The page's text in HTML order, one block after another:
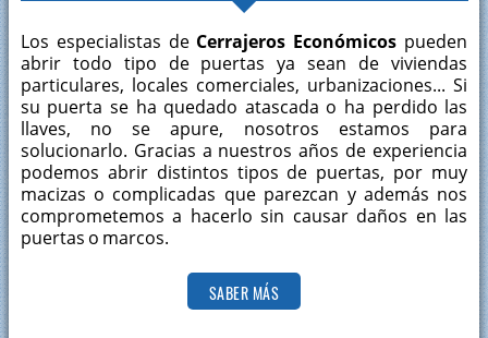
Los especialistas de Cerrajeros Económicos pueden
abrir todo tipo de puertas ya sean de viviendas
particulares, locales comerciales, urbanizaciones... Si
su puerta se ha quedado atascada o ha perdido las
llaves, no se apure, nosotros estamos para
solucionarlo. Gracias a nuestros años de experiencia
podemos abrir distintos tipos de puertas, por muy
macizas o complicadas que parezcan y además nos
comprometemos a hacerlo sin causar daños en las
puertas o marcos.
SABER MÁS